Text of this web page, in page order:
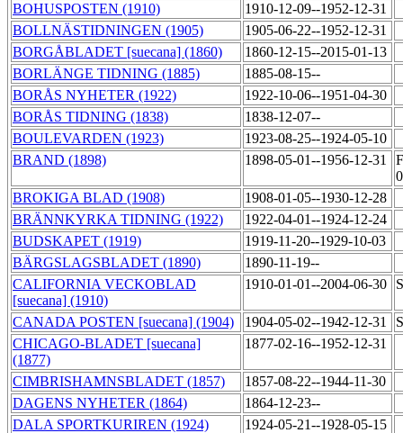
BOHUSPOSTEN (1910)
1910-12-09--1952-12-31
BOLLNÄSTIDNINGEN (1905)
1905-06-22--1952-12-31
BORGÅBLADET [suecana] (1860)
1860-12-15--2015-01-13
BORLÄNGE TIDNING (1885)
1885-08-15--
BORÅS NYHETER (1922)
1922-10-06--1951-04-30
BORÅS TIDNING (1838)
1838-12-07--
BOULEVARDEN (1923)
1923-08-25--1924-05-10
BRAND (1898)
1898-05-01--1956-12-31
BROKIGA BLAD (1908)
1908-01-05--1930-12-28
BRÄNNKYRKA TIDNING (1922)
1922-04-01--1924-12-24
BUDSKAPET (1919)
1919-11-20--1929-10-03
BÄRGSLAGSBLADET (1890)
1890-11-19--
CALIFORNIA VECKOBLAD
[suecana] (1910)
1910-01-01--2004-06-30
CANADA POSTEN [suecana] (1904) 1904-05-02--1942-12-31
CHICAGO-BLADET [suecana]
(1877)
1877-02-16--1952-12-31
CIMBRISHAMNSBLADET (1857)
1857-08-22--1944-11-30
DAGENS NYHETER (1864)
1864-12-23--
DALA SPORTKURIREN (1924)
1924-05-21--1928-05-15